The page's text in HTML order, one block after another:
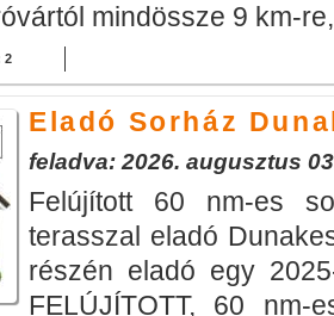
mindössze 9 km-
2
Eladó Sorház
feladva: 2026. augusztus
Felújított 60 nm-es
terasszal eladó
részén eladó egy
FELÚJÍTOTT, 60 nm-